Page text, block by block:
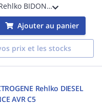
ACCESSOIRE Rehlko BIDON D'HUILE GENLUB 5W40 1L
Ajouter au panier
prix et les stocks
Rehlko DIESEL
AVR C5